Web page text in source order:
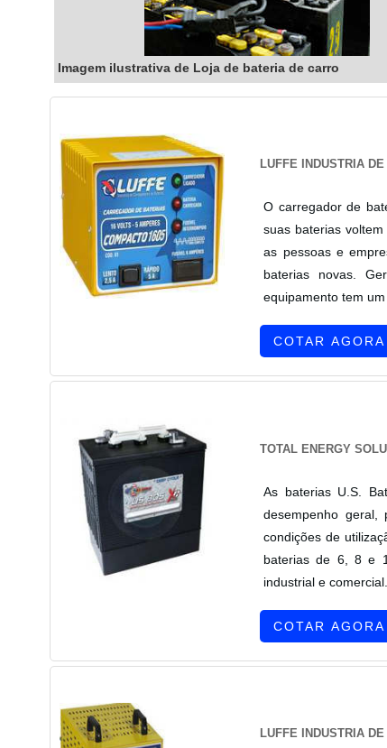
Imagem ilustrativa de Loja de bateria de carro
LUFFE INDUSTRIA
O carregador de
suas baterias
as pessoas e
baterias novas.
equipamento tem
COTAR AGORA
TOTAL ENERGY
As baterias U.S.
desempenho geral,
condições de
baterias de 6, 8 e
industrial e
COTAR AGORA
LUFFE INDUSTRIA